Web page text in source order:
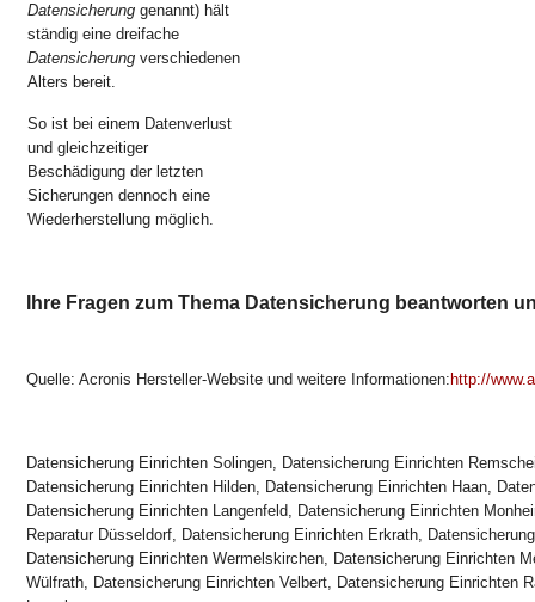
Datensicherung genannt) hält
ständig eine dreifache
Datensicherung verschiedenen
Alters bereit.
So ist bei einem Datenverlust
und gleichzeitiger
Beschädigung der letzten
Sicherungen dennoch eine
Wiederherstellung möglich.
Ihre Fragen zum Thema Datensicherung beantworten
Quelle: Acronis Hersteller-Website und weitere Informationen: http://
Datensicherung Einrichten Solingen, Datensicherung Einrichten
Datensicherung Einrichten Hilden, Datensicherung Einrichten Haan,
Datensicherung Einrichten Langenfeld, Datensicherung Einrichten
Reparatur Düsseldorf, Datensicherung Einrichten Erkrath,
Datensicherung Einrichten Wermelskirchen, Datensicherung Einrichten
Wülfrath, Datensicherung Einrichten Velbert, Datensicherung Einrichten